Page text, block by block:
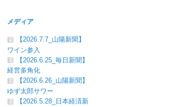
メディア
【2026.7.7_山陽新聞】
ワイン参入
【2026.6.25_毎日新聞】
経営多角化
【2026.6.26_山陽新聞】
ゆず太郎サワー
【2026.5.28_日本経済新